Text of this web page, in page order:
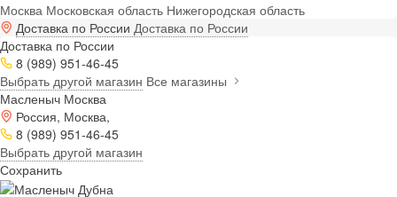
Москва Московская область Нижегородская область
Доставка по России Доставка по России
Доставка по России
8 (989) 951-46-45
Выбрать другой магазин Все магазины
Масленыч Москва
Россия, Москва,
8 (989) 951-46-45
Выбрать другой магазин
Сохранить